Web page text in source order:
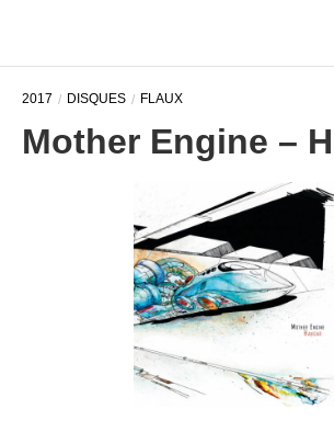
2017 DISQUES FLAUX
Mother Engine –